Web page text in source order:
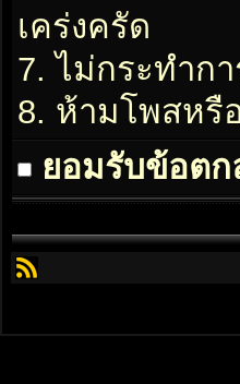
เคร่งครัด
7. ไม่กระทำก
8. ห้ามโพสหรื
ยอมรับข้อตก